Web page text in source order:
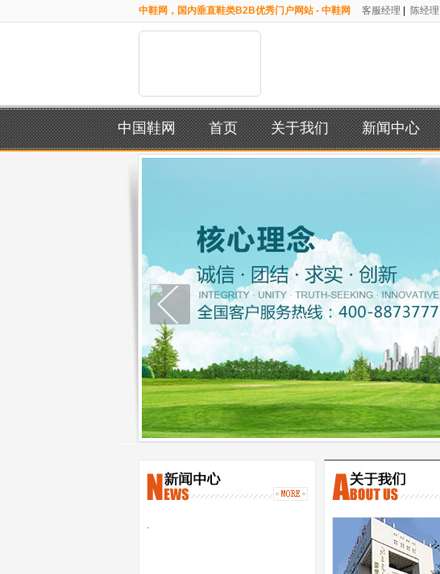
中鞋网，国内垂直鞋类B2B优秀门户网站 - 中鞋网 客服经理 陈经理
中国鞋网 首页 关于我们 新闻中心
·